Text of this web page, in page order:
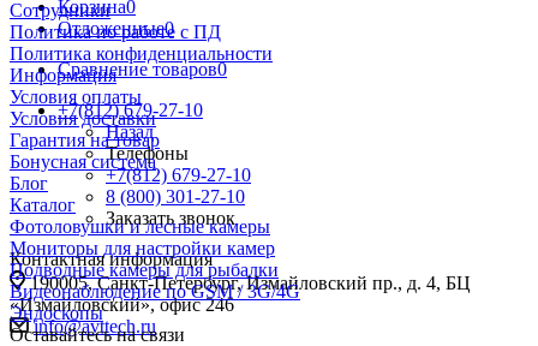
Корзина0
Отложенные0
Сравнение товаров0
+7(812) 679-27-10
Назад
Телефоны
+7(812) 679-27-10
8 (800) 301-27-10
Заказать звонок
Контактная информация
190005, Санкт-Петербург, Измайловский пр., д. 4, БЦ
«Измайловский», офис 246
info@avttech.ru
Сотрудники
Политика по работе с ПД
Политика конфиденциальности
Информация
Условия оплаты
Условия доставки
Гарантия на товар
Бонусная система
Блог
Каталог
Фотоловушки и лесные камеры
Мониторы для настройки камер
Подводные камеры для рыбалки
Видеонаблюдение по GSM / 3G/4G
Эндоскопы
Оставайтесь на связи